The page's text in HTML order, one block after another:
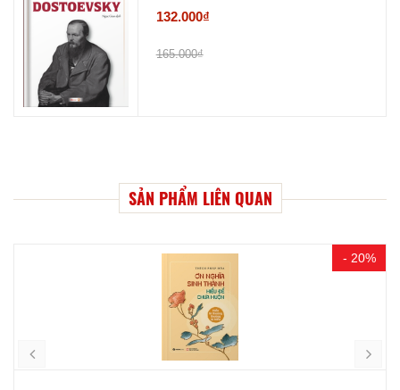
132.000₫
165.000₫
SẢN PHẨM LIÊN QUAN
- 20%